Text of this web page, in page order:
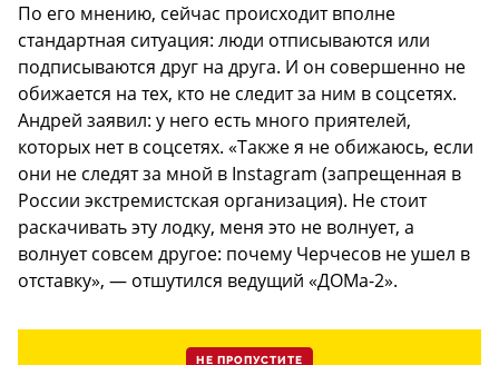
По его мнению, сейчас происходит вполне
стандартная ситуация: люди отписываются или
подписываются друг на друга. И он совершенно не
обижается на тех, кто не следит за ним в соцсетях.
Андрей заявил: у него есть много приятелей,
которых нет в соцсетях. «Также я не обижаюсь, если
они не следят за мной в Instagram (запрещенная в
России экстремистская организация). Не стоит
раскачивать эту лодку, меня это не волнует, а
волнует совсем другое: почему Черчесов не ушел в
отставку», — отшутился ведущий «ДОМа-2».
НЕ ПРОПУСТИТЕ